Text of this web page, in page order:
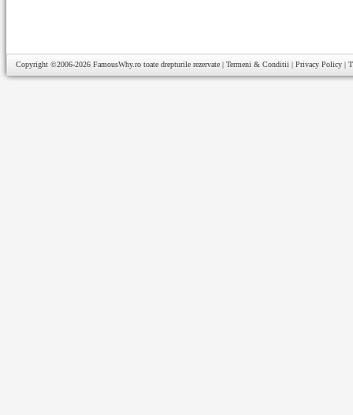
Copyright ©2006-2026 FamousWhy.ro toate drepturile rezervate | Termeni & Conditii | Privacy Policy |